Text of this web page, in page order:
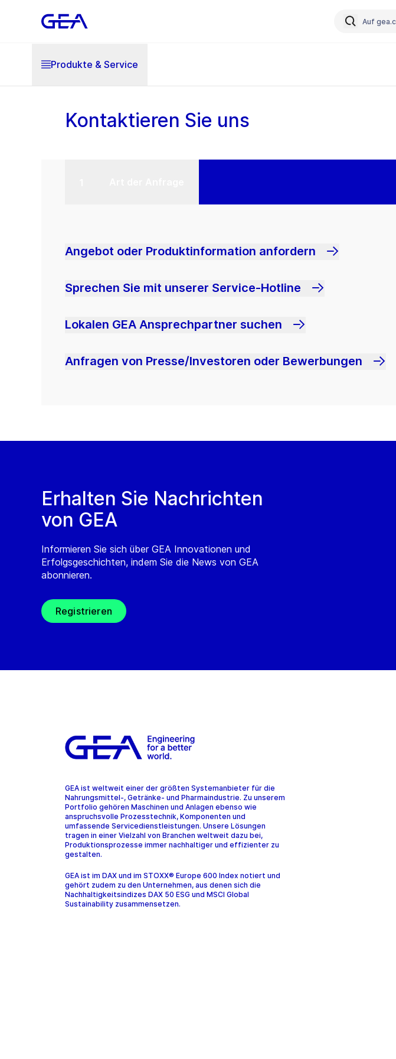
Produkte & Service
Kontaktieren Sie uns
Angebot oder Produktinformation anfordern
Sprechen Sie mit unserer Service-Hotline
Lokalen GEA Ansprechpartner suchen
Anfragen von Presse/Investoren oder Bewerbungen
Erhalten Sie Nachrichten
von GEA
Informieren Sie sich über GEA Innovationen und
Erfolgsgeschichten, indem Sie die News von GEA
abonnieren.
Registrieren
GEA ist weltweit einer der größten Systemanbieter für die
Nahrungsmittel-, Getränke- und Pharmaindustrie. Zu unserem
Portfolio gehören Maschinen und Anlagen ebenso wie
anspruchsvolle Prozesstechnik, Komponenten und
umfassende Servicedienstleistungen. Unsere Lösungen
tragen in einer Vielzahl von Branchen weltweit dazu bei,
Produktionsprozesse immer nachhaltiger und effizienter zu
gestalten.
GEA ist im DAX und im STOXX® Europe 600 Index notiert und
gehört zudem zu den Unternehmen, aus denen sich die
Nachhaltigkeitsindizes DAX 50 ESG und MSCI Global
Sustainability zusammensetzen.